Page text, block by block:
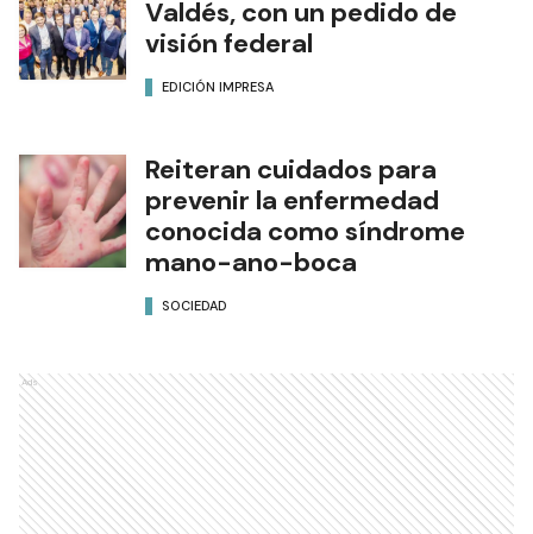
Valdés, con un pedido de
visión federal
EDICIÓN IMPRESA
Reiteran cuidados para
prevenir la enfermedad
conocida como síndrome
mano-ano-boca
SOCIEDAD
Ads